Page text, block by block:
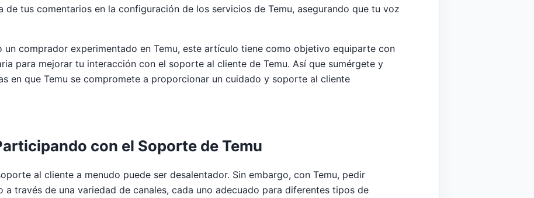
de tus comentarios en la configuración de los servicios de Temu, asegurando que tu voz
un comprador experimentado en Temu, este artículo tiene como objetivo equiparte con
para mejorar tu interacción con el soporte al cliente de Temu. Así que sumérgete y
en que Temu se compromete a proporcionar un cuidado y soporte al cliente
con el Soporte de Temu
al cliente a menudo puede ser desalentador. Sin embargo, con Temu, pedir
a través de una variedad de canales, cada uno adecuado para diferentes tipos de